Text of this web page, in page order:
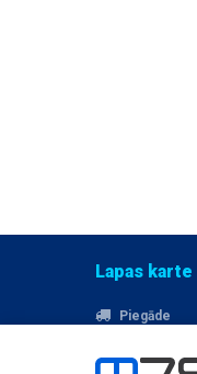
Lapas karte
Piegāde
Akcijas